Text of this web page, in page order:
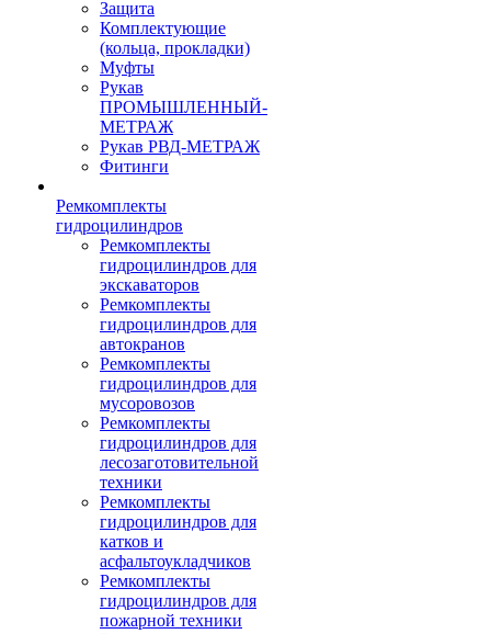
Защита
Комплектующие
(кольца, прокладки)
Муфты
Рукав
ПРОМЫШЛЕННЫЙ-
МЕТРАЖ
Рукав РВД-МЕТРАЖ
Фитинги
Ремкомплекты
гидроцилиндров
Ремкомплекты
гидроцилиндров для
экскаваторов
Ремкомплекты
гидроцилиндров для
автокранов
Ремкомплекты
гидроцилиндров для
мусоровозов
Ремкомплекты
гидроцилиндров для
лесозаготовительной
техники
Ремкомплекты
гидроцилиндров для
катков и
асфальтоукладчиков
Ремкомплекты
гидроцилиндров для
пожарной техники